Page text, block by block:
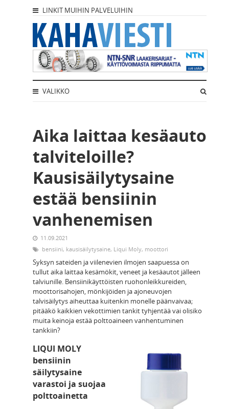
LINKIT MUIHIN PALVELUIHIN
VALIKKO
Aika laittaa kesäauto
talviteloille?
Kausisäilytysaine
estää bensiinin
vanhenemisen
11.09.2021
bensiini, kausisäilytysaine, Liqui Moly, moottori
Syksyn sateiden ja viilenevien ilmojen saapuessa on
tullut aika laittaa kesämökit, veneet ja kesäautot jälleen
talviunille. Bensiinikäyttöisten ruohonleikkureiden,
moottorisahojen, mönkijöiden ja ajoneuvojen
talvisäilytys aiheuttaa kuitenkin monelle päänvaivaa;
pitääkö kaikkien vekottimien tankit tyhjentää vai olisiko
muita keinoja estää polttoaineen vanhentuminen
tankkiin?
LIQUI MOLY
bensiinin
säilytysaine
varastoi ja suojaa
polttoainetta